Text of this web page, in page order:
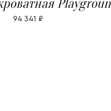
94 341 ₽